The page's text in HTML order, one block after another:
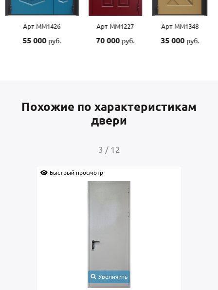
Арт-ММ1227
70 000руб.
Арт-ММ1348
35 000руб.
Арт-ММ1507
55 000руб.
Похожие по характеристикам
двери
4 / 12
Быстрый просмотр
Увеличить